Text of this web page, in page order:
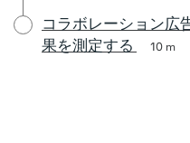
コラボレーション広
果を測定する
10 m